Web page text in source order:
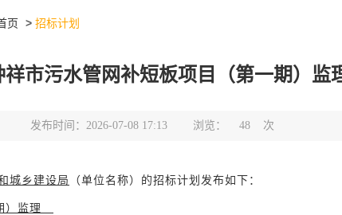
页 > 招标计划
祥市污水管网补短板项目（第一期）监
发布时间：2026-07-08 17:13 浏览： 48 次
城乡建设局 （单位名称）的招标计划发布如下：
）监理